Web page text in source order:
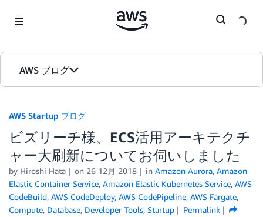
AWS ブログ
カテゴリ
エディション
AWS Startup ブログ
ビズリーチ様、ECS活用アーキテクチ
ャー大刷新についてお伺いしました
by Hiroshi Hata on 26 12月 2018 in Amazon Aurora, Amazon
Elastic Container Service, Amazon Elastic Kubernetes Service, AWS
CodeBuild, AWS CodeDeploy, AWS CodePipeline, AWS Fargate,
Compute, Database, Developer Tools, Startup
Permalink